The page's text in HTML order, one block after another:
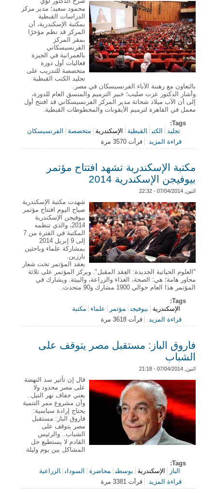
محمود سعيد؛ مدير مركز
الدراسات القبطية
بمكتبة الإسكندرية، أن
المركز قد نظم مؤخرًا
بمقر المركز
الفرنسيسكاني
بالعمرانية في الجيزة
فعاليات أول دورة
متخصصة للتدريب على
تجليد الكتب القبطية
بالتعاون مع رهبنة الآباء الفرنسيسكان في مصر.
وأشار الدكتور عزت صليب؛ خبير الترميم والمنسق العام للدورة،
إلى أن الأب ميلاد شحاتة مدير المركز الفرنسيسكاني قد افتتح أول
معمل في القاهرة لترميم الأيقونات والمخطوطات القبطية.
Tags:
تجليد
الكتب القبطية الإسكندرية متخصصة
الفرنسيسكان
قراءة المزيدحول مكتبة الإسكندرية تنظم أول دورة متخصصة للتدريب
على تجليد الكتب القبطية
قرأت 3570 مرة
مكتبة الإسكندرية تشهد افتتاح مؤتمر
بيوفيجن الإسكندرية 2014
اثنين, 07/04/2014 - 22:32
شهدت مكتبة الإسكندرية
صباح اليوم افتتاح مؤتمر
بيوفيجن الإسكندرية
2014، والذي تنظمه
المكتبة في الفترة من 7
إلى 9 إبريل 2014
بمشاركة علماء وباحثين
بارزين.
يعقد المؤتمر تحت شعار
"العلوم الحياتية الجديدة: العِقد المقبل". ويركز المؤتمر على ثلاثة
محاور هامة؛ هي: الصحة، الغذاء والزراعة، والبيئة. ويشارك في
المؤتمر هذا العام حوالي 1900 مشارك و90 متحدث.
Tags:
الإسكندرية
بيوفيجن مؤتمر علماء
مكتبة
قراءة المزيدحول مكتبة الإسكندرية تشهد افتتاح مؤتمر بيوفيجن
الإسكندرية 2014
قرأت 3618 مرة
فاروق الباز: مستقبل مصر يتوقف على
الشباب
اثنين, 07/04/2014 - 21:18
قال إن تأثير سد النهضة
على مصر محدود ولا
يعني جفاف نهر النيل..
وأن مشروع ممر التنمية
يحتاج إرادة سياسية:
فاروق الباز: مستقبل
مصر يتوقف على
الشباب.. والرئيس
القادم لا يستطيع حل
المشاكل بين يوم وليلة
Tags:
الباز
الإسكندرية بوسطن محاضرة السودان
الزراعية
قراءة المزيدحول فاروق الباز: مستقبل مصر يتوقف على الشباب
قرأت 3381 مرة